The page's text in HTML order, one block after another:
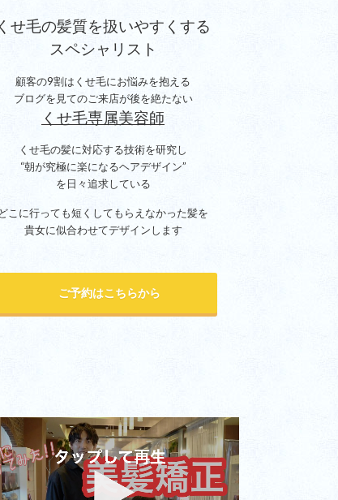
くせ毛の髪質を扱いやすくする
スペシャリスト
顧客の9割はくせ毛にお悩みを抱える
ブログを見てのご来店が後を絶たない
くせ毛専属美容師
くせ毛の髪に対応する技術を研究し
“朝が究極に楽になるヘアデザイン”
を日々追求している
どこに行っても短くしてもらえなかった髪を
貴女に似合わせてデザインします
ご予約はこちらから